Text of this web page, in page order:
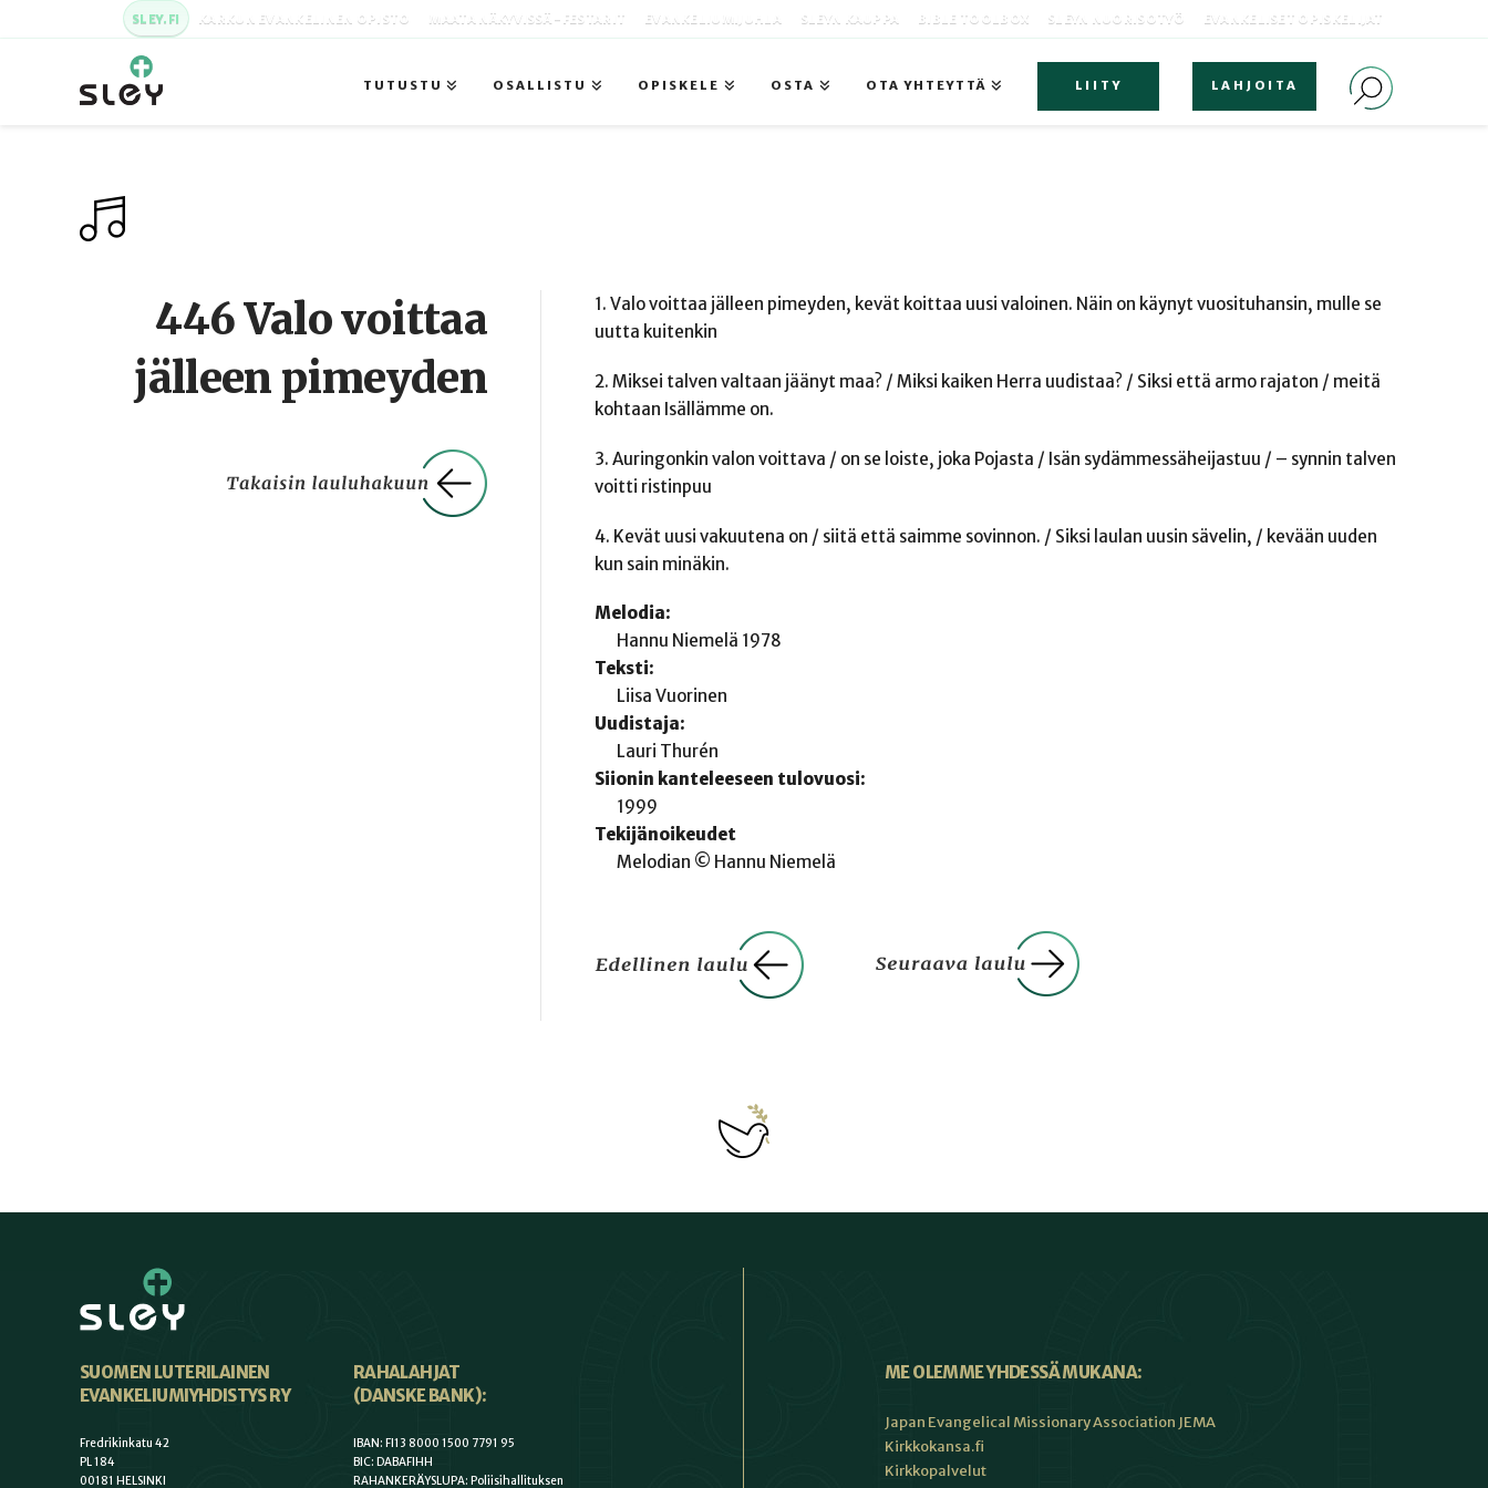
SLEY.FI KARKUN EVANKELINEN OPISTO MAATA NÄKYVISSÄ -FESTARIT EVANKELIUMIJUHLA SLEYN KAUPPA BIBLE TOOLBOX SLEYN NUORISOTYÖ EVANKELISET OPISKELIJAT
TUTUSTU OSALLISTU OPISKELE OSTA OTA YHTEYTTÄ LIITY LAHJOITA
446 Valo voittaa
jälleen pimeyden
1. Valo voittaa jälleen pimeyden, kevät koittaa uusi valoinen. Näin on käynyt vuosituhansin, mulle se
uutta kuitenkin
2. Miksei talven valtaan jäänyt maa? / Miksi kaiken Herra uudistaa? / Siksi että armo rajaton / meitä
kohtaan Isällämme on.
3. Auringonkin valon voittava / on se loiste, joka Pojasta / Isän sydämmessäheijastuu / – synnin talven
voitti ristinpuu
4. Kevät uusi vakuutena on / siitä että saimme sovinnon. / Siksi laulan uusin sävelin, / kevään uuden
kun sain minäkin.
Melodia:
Hannu Niemelä 1978
Teksti:
Liisa Vuorinen
Uudistaja:
Lauri Thurén
Siionin kanteleeseen tulovuosi:
1999
Tekijänoikeudet
Melodian © Hannu Niemelä
SUOMEN LUTERILAINEN
EVANKELIUMIYHDISTYS RY
Fredrikinkatu 42
PL 184
00181 HELSINKI
RAHALAHJAT
(DANSKE BANK):
IBAN: FI13 8000 1500 7791 95
BIC: DABAFIHH
RAHANKERÄYSLUPA: Poliisihallituksen
ME OLEMME YHDESSÄ MUKANA:
Japan Evangelical Missionary Association JEMA
Kirkkokansa.fi
Kirkkopalvelut